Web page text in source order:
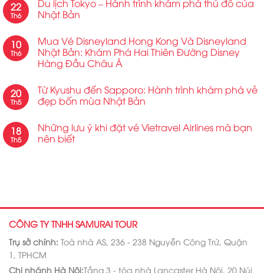
22
Th6
Du lịch Tokyo – Hành trình khám phá thủ đô của
Nhật Bản
10
Th6
Mua Vé Disneyland Hong Kong Và Disneyland
Nhật Bản: Khám Phá Hai Thiên Đường Disney
Hàng Đầu Châu Á
20
Th5
Từ Kyushu đến Sapporo: Hành trình khám phá vẻ
đẹp bốn mùa Nhật Bản
18
Th5
Những lưu ý khi đặt vé Vietravel Airlines mà bạn
nên biết
CÔNG TY TNHH SAMURAI TOUR
Trụ sở chính: Toà nhà AS, 236 - 238 Nguyễn Công Trứ, Quận
1, TPHCM
Chi nhánh Hà Nội:Tầng 3 - tòa nhà Lancaster Hà Nội, 20 Núi